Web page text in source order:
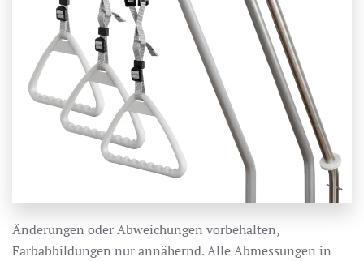
SEE MORE
Änderungen oder Abweichungen vorbehalten,
Farbabbildungen nur annähernd. Alle Abmessungen in